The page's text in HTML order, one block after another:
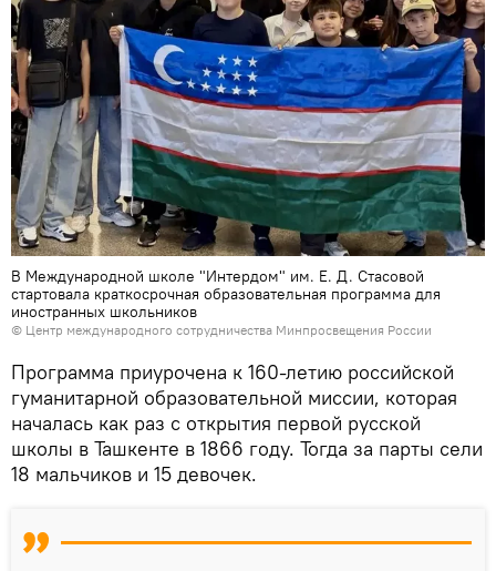
В Международной школе "Интердом" им. Е. Д. Стасовой
стартовала краткосрочная образовательная программа для
иностранных школьников
© Центр международного сотрудничества Минпросвещения России
Программа приурочена к 160-летию российской
гуманитарной образовательной миссии, которая
началась как раз с открытия первой русской
школы в Ташкенте в 1866 году. Тогда за парты сели
18 мальчиков и 15 девочек.